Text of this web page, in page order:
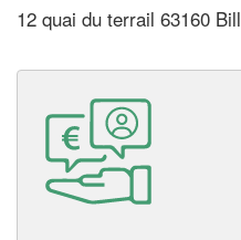
12 quai du terrail 63160